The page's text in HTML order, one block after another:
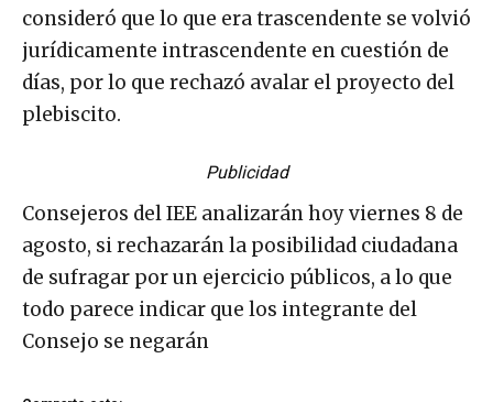
consideró que lo que era trascendente se volvió
jurídicamente intrascendente en cuestión de
días, por lo que rechazó avalar el proyecto del
plebiscito.
Publicidad
Consejeros del IEE analizarán hoy viernes 8 de
agosto, si rechazarán la posibilidad ciudadana
de sufragar por un ejercicio públicos, a lo que
todo parece indicar que los integrante del
Consejo se negarán